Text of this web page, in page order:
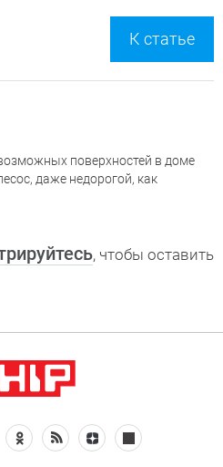
К статье
поверхностей в доме
даже недорогой, как
, чтобы оставить